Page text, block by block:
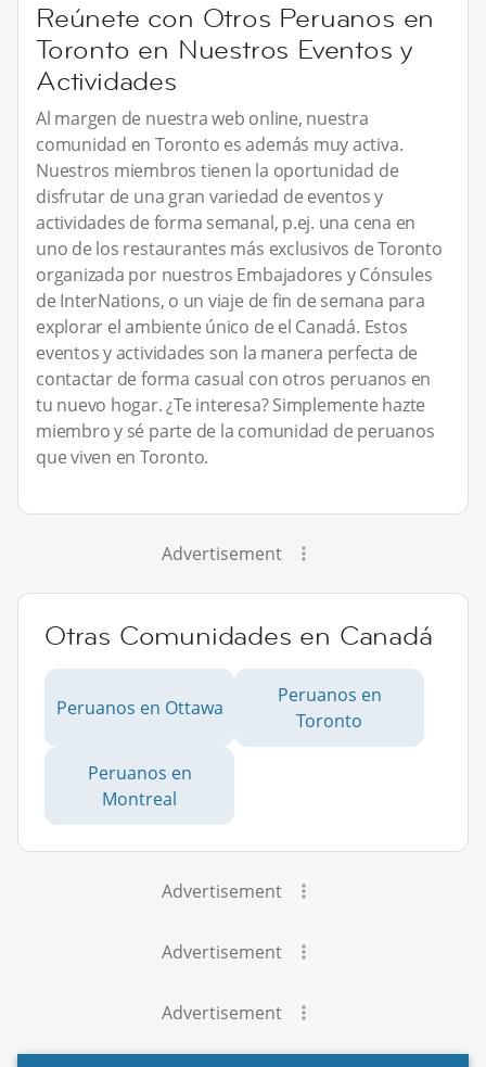
Reúnete con Otros Peruanos en
Toronto en Nuestros Eventos y
Actividades
Al margen de nuestra web online, nuestra
comunidad en Toronto es además muy activa.
Nuestros miembros tienen la oportunidad de
disfrutar de una gran variedad de eventos y
actividades de forma semanal, p.ej. una cena en
uno de los restaurantes más exclusivos de Toronto
organizada por nuestros Embajadores y Cónsules
de InterNations, o un viaje de fin de semana para
explorar el ambiente único de el Canadá. Estos
eventos y actividades son la manera perfecta de
contactar de forma casual con otros peruanos en
tu nuevo hogar. ¿Te interesa? Simplemente hazte
miembro y sé parte de la comunidad de peruanos
que viven en Toronto.
Advertisement
Otras Comunidades en Canadá
Peruanos en Ottawa
Peruanos en
Toronto
Peruanos en
Montreal
Advertisement
Advertisement
Advertisement